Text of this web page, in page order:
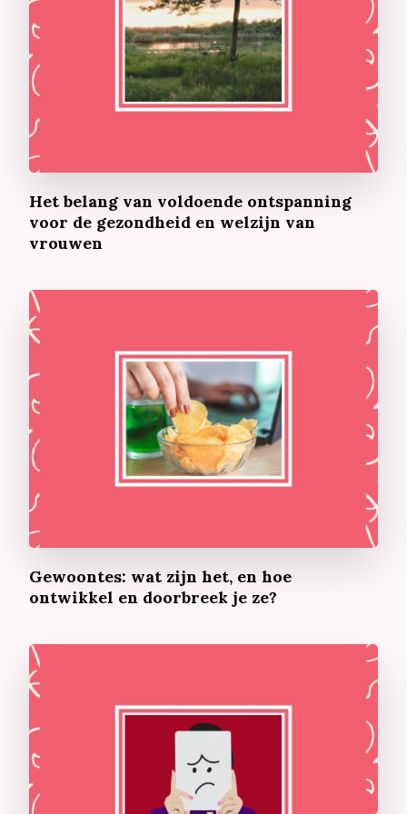
Het belang van voldoende ontspanning
voor de gezondheid en welzijn van
vrouwen
Gewoontes: wat zijn het, en hoe
ontwikkel en doorbreek je ze?